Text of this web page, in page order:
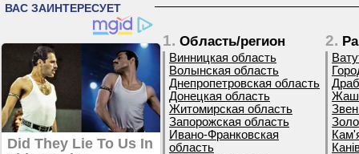
1. Область/регион
Винницкая область
Волынская область
Днепропетровская область
Донецкая область
Житомирская область
Запорожская область
Ивано-Франковская
область
2.